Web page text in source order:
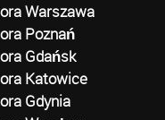
Warszawa
Poznań
Gdańsk
Katowice
Gdynia